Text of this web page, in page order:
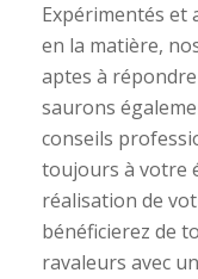
Expérimentés et
en la matière,
aptes à
saurons
conseils
toujours à votre
réalisation de
bénéficierez de
ravaleurs avec